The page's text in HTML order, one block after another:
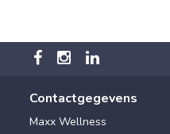
Contactgegevens
Maxx Wellness